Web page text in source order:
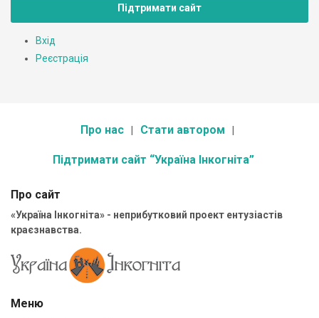
Підтримати сайт
Вхід
Реєстрація
Про нас Стати автором
Підтримати сайт “Україна Інкогніта”
Про сайт
«Україна Інкогніта» - неприбутковий проект ентузіастів
краєзнавства.
Меню